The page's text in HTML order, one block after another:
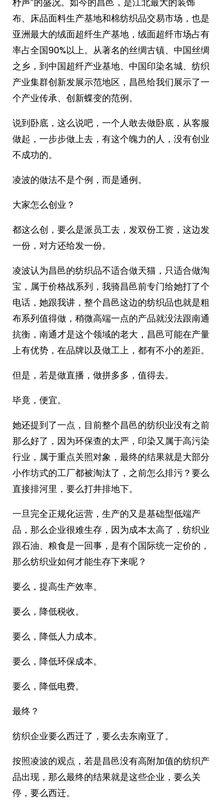
布、床品面料生产基地和棉纺织品交易市场，也是
亚洲最大的绒面超纤生产基地，绒面超纤市场占有
率占全国90%以上。从著名的丝绸古镇、中国丝绸
之乡，到中国超纤产业基地、中国印染名城、纺织
产业集群创新发展示范地区，昌邑给我们展示了一
个产业传承、创新蝶变的范例。
说到卧底，这么说吧，一个人敢去做卧底，从客服
做起，一步步做上去，有这个魄力的人，没有创业
不成功的。
凌波的做法不是个例，而是通例。
大家怎么创业？
都这么创，要么是派员工去，发双份工资，这边发
一份，对方还给发一份。
凌波认为昌邑的纺织品不适合做天猫，只适合做淘
宝，属于价格战系列，我骑昌邑前专门给她打了个
电话，她跟我讲，整个昌邑这边的纺织品也就是粗
布系列值得做，稍微高端一点的产品就没法跟南通
抗衡，南通才是这个领域的老大，昌邑可能在产量
上有优势，在品牌以及做工上，都有不小的差距。
但是，若是做直播，做拼多多，值得去。
毕竟，便宜。
她还提到了一点，目前整个昌邑的纺织业没有之前
那么好了，因为环保查的太严，印染又属于高污染
行业，属于重点关照对象，最终的结果就是大部分
小作坊式的工厂都被淘汰了，之前怎么排污？要么
直接排河里，要么打井排地下。
一旦完全正规化运营，生产的又是基础型低端产
品，那么企业很难生存，因为成本太高了，纺织业
跟石油、粮食是一回事，是有个国际统一定价的，
那么纺织业如何才能生存下来呢？
要么，提高生产效率。
要么，降低税收。
要么，降低人力成本。
要么，降低环保成本。
要么，降低电费。
最终？
纺织企业要么西迁了，要么去东南亚了。
按照凌波的观点，若是昌邑没有高附加值的纺织产
品出现，那么最终的结果就是这些企业，要么关
停，要么西迁。